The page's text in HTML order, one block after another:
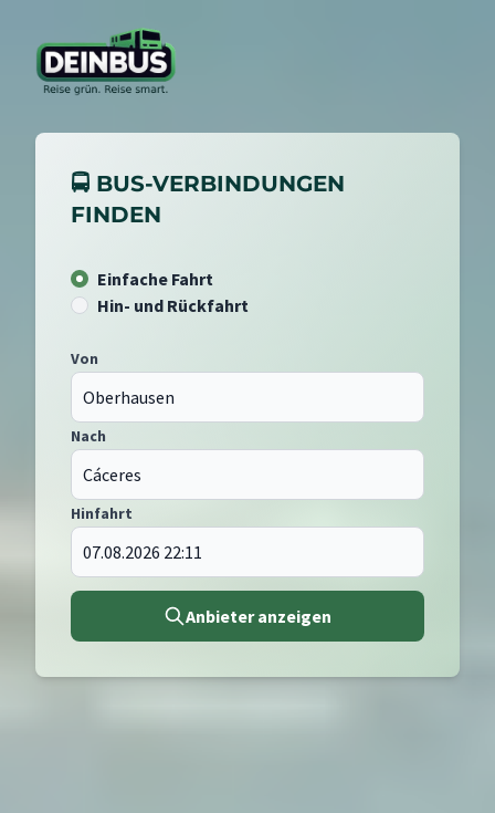
🚍 BUS-VERBINDUNGEN
FINDEN
Einfache Fahrt
Hin- und Rückfahrt
Von
Nach
Hinfahrt
Anbieter anzeigen